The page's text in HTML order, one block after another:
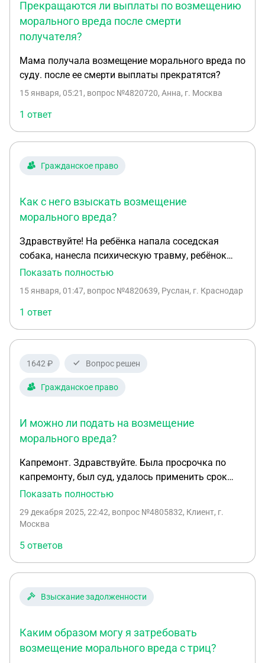
Прекращаются ли выплаты по возмещению
морального вреда после смерти
получателя?
Мама получала возмещение морального вреда по
суду. после ее смерти выплаты прекратятся?
15 января, 05:21 , вопрос №4820720, Анна, г. Москва
1 ответ
Гражданское право
Как с него взыскать возмещение
морального вреда?
Здравствуйте! На ребёнка напала соседская
собака, нанесла психическую травму, ребёнок
боится. По камерам собираемся найти виновника.
можно призвать виновника? - какая правовая
процедура в данном случае, куда обращаться? -
Как с него взыскать возмещение морального
вреда?
Показать полностью
15 января, 01:47, вопрос №4820639, Руслан, г. Краснодар
1 ответ
1642 ₽ Вопрос решен
Гражданское право
И можно ли подать на возмещение
морального вреда?
Капремонт. Здравствуйте. Была просрочка по
капремонту, был суд, удалось применить срок
исковой давности, ответчик(собственник
суда(частичное удовлетворение иска). Истец не
силу, в последующих платежах истец не уменьшил
сумму задолженности (оставил старый долг),
поэтому ответчик не мог оплатить стоимость
капремонта. Так продолжалась около 9 месяцев,
потом ответчик позвонил истсу , чтоб платёжки
оплатить долг за эти месяцы. Вместо этого истец
сказал, что ваш долг никогда не спишется и
Показать полностью
29 декабря 2025, 22:42, вопрос №4805832, Клиент, г.
Москва
5 ответов
Взыскание задолженности
Каким образом могу я затребовать
возмещение морального вреда с триц?